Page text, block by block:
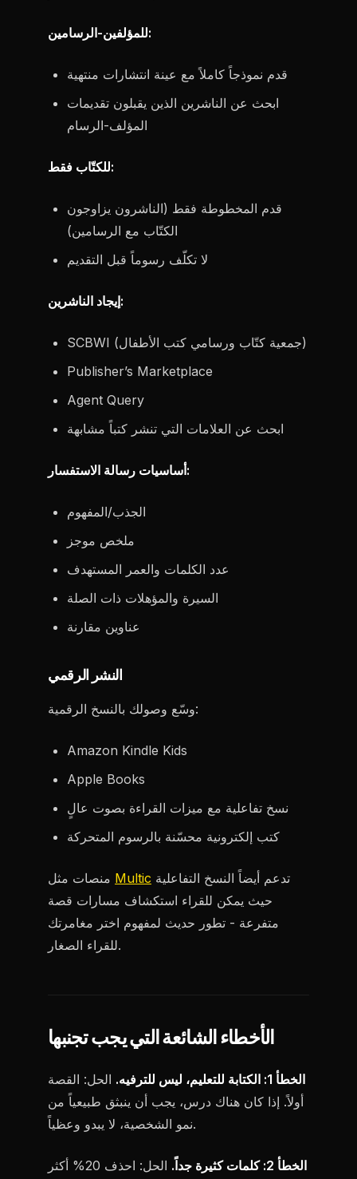
للمؤلفين-الرسامين:
قدم نموذجاً كاملاً مع عينة انتشارات منتهية
ابحث عن الناشرين الذين يقبلون تقديمات
المؤلف-الرسام
للكتّاب فقط:
قدم المخطوطة فقط (الناشرون يزاوجون
الكتّاب مع الرسامين)
لا تكلّف رسوماً قبل التقديم
إيجاد الناشرين:
SCBWI (جمعية كتّاب ورسامي كتب الأطفال)
Publisher’s Marketplace
Agent Query
ابحث عن العلامات التي تنشر كتباً مشابهة
أساسيات رسالة الاستفسار:
الجذب/المفهوم
ملخص موجز
عدد الكلمات والعمر المستهدف
السيرة والمؤهلات ذات الصلة
عناوين مقارنة
النشر الرقمي
وسّع وصولك بالنسخ الرقمية:
Amazon Kindle Kids
Apple Books
نسخ تفاعلية مع ميزات القراءة بصوت عالٍ
كتب إلكترونية محسّنة بالرسوم المتحركة
Multic
حيث يمكن للقراء استكشاف مسارات قصة
متفرعة - تطور حديث لمفهوم اختر مغامرتك
للقراء الصغار.
الأخطاء الشائعة التي يجب تجنبها
الخطأ 1: الكتابة للتعليم، ليس للترفيه.
الحل: القصة
أولاً. إذا كان هناك درس، يجب أن ينبثق طبيعياً من
نمو الشخصية، لا يبدو وعظياً.
الخطأ 2: كلمات كثيرة جداً.
الحل: احذف 20% أكثر